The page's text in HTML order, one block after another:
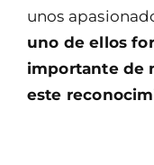
unos
uno de ellos
importante de
este